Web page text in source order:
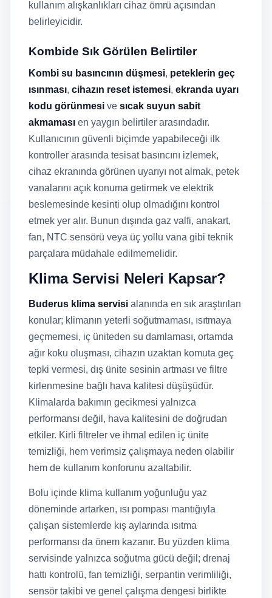
kullanım alışkanlıkları cihaz ömrü açısından
belirleyicidir.
Kombide Sık Görülen Belirtiler
Kombi su basıncının düşmesi, peteklerin geç
ısınması, cihazın reset istemesi, ekranda uyarı
kodu görünmesi ve sıcak suyun sabit
akmaması en yaygın belirtiler arasındadır.
Kullanıcının güvenli biçimde yapabileceği ilk
kontroller arasında tesisat basıncını izlemek,
cihaz ekranında görünen uyarıyı not almak, petek
vanalarını açık konuma getirmek ve elektrik
beslemesinde kesinti olup olmadığını kontrol
etmek yer alır. Bunun dışında gaz valfi, anakart,
fan, NTC sensörü veya üç yollu vana gibi teknik
parçalara müdahale edilmemelidir.
Klima Servisi Neleri Kapsar?
Buderus klima servisi alanında en sık araştırılan
konular; klimanın yeterli soğutmaması, ısıtmaya
geçmemesi, iç üniteden su damlaması, ortamda
ağır koku oluşması, cihazın uzaktan komuta geç
tepki vermesi, dış ünite sesinin artması ve filtre
kirlenmesine bağlı hava kalitesi düşüşüdür.
Klimalarda bakımın gecikmesi yalnızca
performansı değil, hava kalitesini de doğrudan
etkiler. Kirli filtreler ve ihmal edilen iç ünite
temizliği, hem verimsiz çalışmaya neden olabilir
hem de kullanım konforunu azaltabilir.
Bolu içinde klima kullanım yoğunluğu yaz
döneminde artarken, ısı pompası mantığıyla
çalışan sistemlerde kış aylarında ısıtma
performansı da önem kazanır. Bu yüzden klima
servisinde yalnızca soğutma gücü değil; drenaj
hattı kontrolü, fan temizliği, serpantin verimliliği,
sensör takibi ve genel çalışma dengesi birlikte